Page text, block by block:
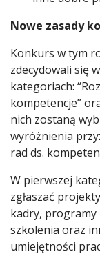
Nowe zasady
Konkurs w tym
zdecydowali się
kategoriach:
kompetencje”
nich zostaną
wyróżnienia
rad ds.
W pierwszej
zgłaszać
kadry, programy
szkolenia oraz
umiejętności